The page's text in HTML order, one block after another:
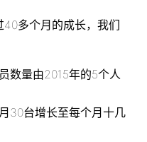
多个月的成长，我们
数量由2015年的5个人
30台增长至每个月十几